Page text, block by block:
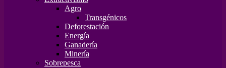
Agro
Transgénicos
Deforestación
Energía
Ganadería
Minería
Sobrepesca